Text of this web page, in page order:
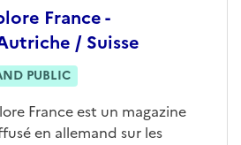
France -
/ Suisse
PUBLIC
France est un magazine
en allemand sur les